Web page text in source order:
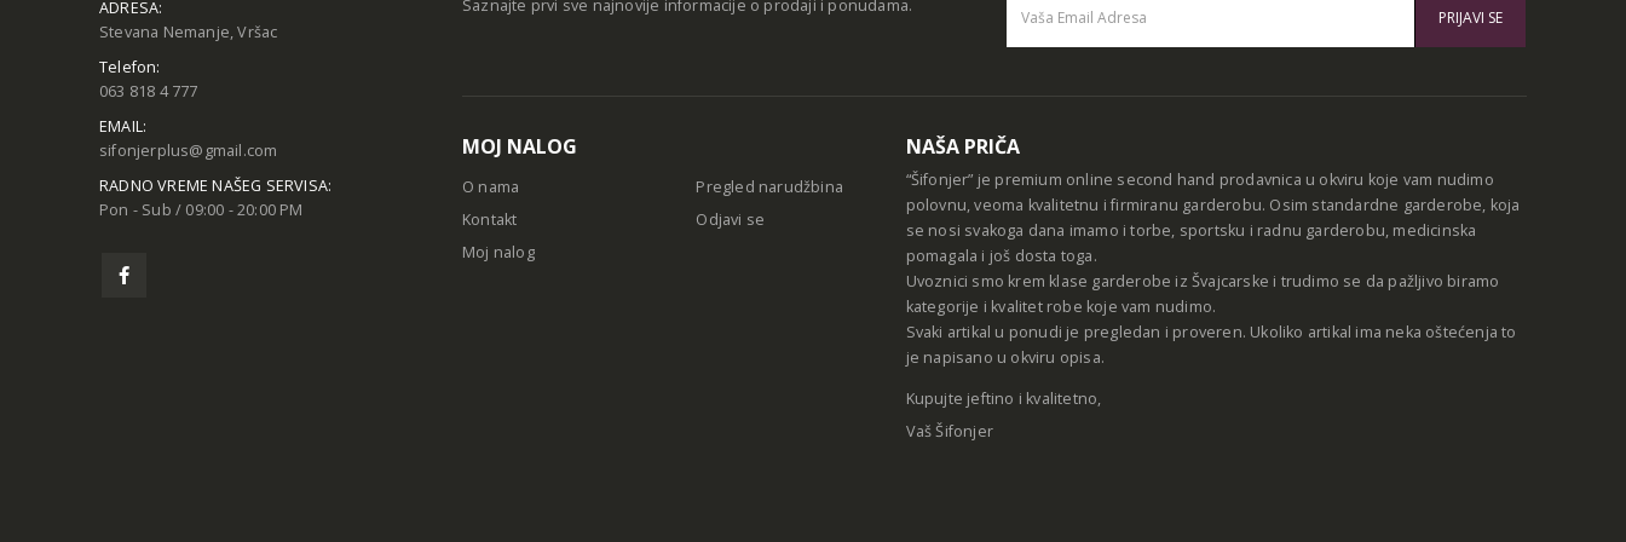
ADRESA:
Stevana Nemanje, Vršac
Telefon:
063 818 4 777
EMAIL:
sifonjerplus@gmail.com
RADNO VREME NAŠEG SERVISA:
Pon - Sub / 09:00 - 20:00 PM
Saznajte prvi sve najnovije informacije o prodaji i ponudama.
MOJ NALOG
O nama
Kontakt
Moj nalog
Pregled narudžbina
Odjavi se
NAŠA PRIČA
“Šifonjer” je premium online second hand prodavnica u okviru koje vam nudimo
polovnu, veoma kvalitetnu i firmiranu garderobu. Osim standardne garderobe, koja
se nosi svakoga dana imamo i torbe, sportsku i radnu garderobu, medicinska
pomagala i još dosta toga.
Uvoznici smo krem klase garderobe iz Švajcarske i trudimo se da pažljivo biramo
kategorije i kvalitet robe koje vam nudimo.
Svaki artikal u ponudi je pregledan i proveren. Ukoliko artikal ima neka oštećenja to
je napisano u okviru opisa.
Kupujte jeftino i kvalitetno,
Vaš Šifonjer